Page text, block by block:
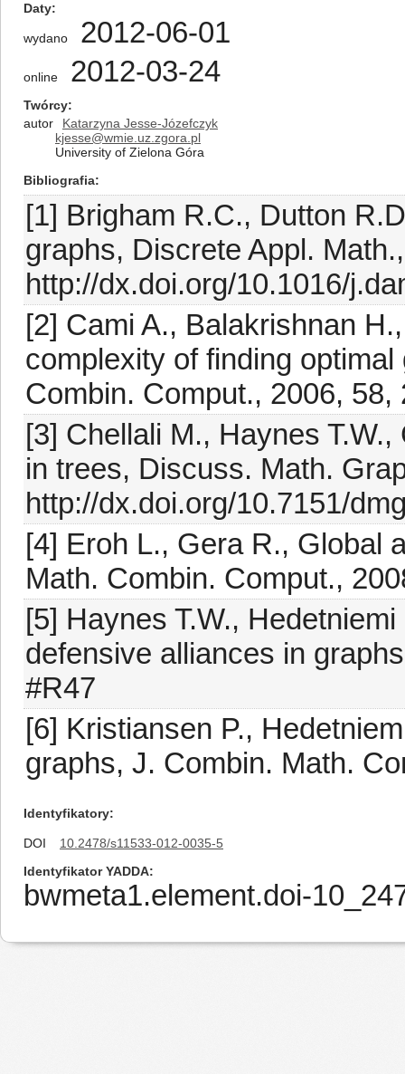
Daty
wydano 2012-06-01
online 2012-03-24
Twórcy
autor
Katarzyna Jesse-Józefczyk
kjesse@wmie.uz.zgora.pl
University of Zielona Góra
Bibliografia
[1] Brigham R.C., Dutton
graphs, Discrete Appl.
http://dx.doi.org/10.1016/
[2] Cami A., Balakrishnan
complexity of finding
Combin. Comput., 2006, 58,
[3] Chellali M., Haynes
in trees, Discuss. Math.
http://dx.doi.org/10.7151/
[4] Eroh L., Gera R., Global
Math. Combin. Comput.,
[5] Haynes T.W.,
defensive alliances in
#R47
[6] Kristiansen P.,
graphs, J. Combin. Math.
Identyfikatory
DOI
10.2478/s11533-012-0035-5
Identyfikator YADDA
bwmeta1.element.doi-